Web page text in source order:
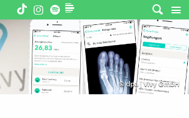
©dpa | vivy GmbH